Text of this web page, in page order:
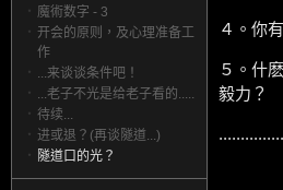
‧ 魔術数字 - 3
‧ 开会的原则，及心理准备工
作
‧ ...来谈谈条件吧！
‧ ...老子不光是给老子看的.....
‧ 待续...
‧ 进或退？(再谈隧道...)
‧ 隧道口的光？
４。你
５。什
毅力？